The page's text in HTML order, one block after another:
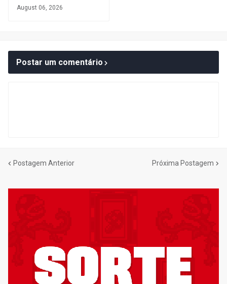
August 06, 2026
Postar um comentário
Postagem Anterior Próxima Postagem